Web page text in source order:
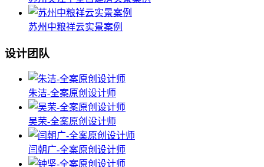
苏州中粮祥云实景案例
设计团队
朱洁-全案原创设计师
吴荣-全案原创设计师
闫朝广-全案原创设计师